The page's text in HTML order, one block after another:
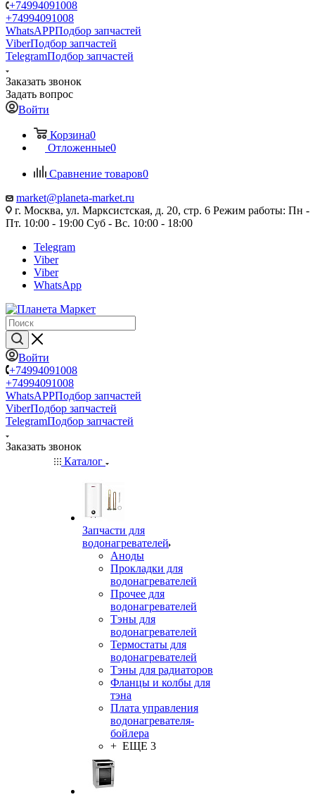
+74994091008
+74994091008
WhatsAPPПодбор запчастей
ViberПодбор запчастей
TelegramПодбор запчастей
Заказать звонок
Задать вопрос
Войти
Корзина0
Отложенные0
Сравнение товаров0
market@planeta-market.ru
г. Москва, ул. Марксистская, д. 20, стр. 6 Режим работы: Пн -
Пт. 10:00 - 19:00 Суб - Вс. 10:00 - 18:00
Telegram
Viber
Viber
WhatsApp
Войти
+74994091008
+74994091008
WhatsAPPПодбор запчастей
ViberПодбор запчастей
TelegramПодбор запчастей
Заказать звонок
Каталог
Запчасти для
водонагревателей
Аноды
Прокладки для
водонагревателей
Прочее для
водонагревателей
Тэны для
водонагревателей
Термостаты для
водонагревателей
Тэны для радиаторов
Фланцы и колбы для
тэна
Плата управления
водонагревателя-
бойлера
+ ЕЩЕ 3